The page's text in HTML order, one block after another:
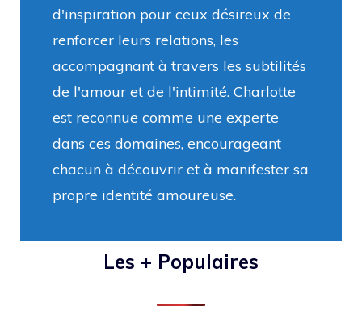
d'inspiration pour ceux désireux de
renforcer leurs relations, les
accompagnant à travers les subtilités
de l'amour et de l'intimité. Charlotte
est reconnue comme une experte
dans ces domaines, encourageant
chacun à découvrir et à manifester sa
propre identité amoureuse.
Les + Populaires